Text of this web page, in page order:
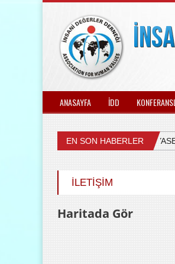
ANASAYFA İDD
EN SON HABERLER
ÜLKEMİZDEKİ
İLETİŞİM
Haritada Gör